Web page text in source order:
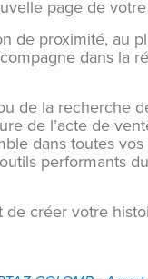
page de
de proximité, au
dans la
de la recherche
de l’acte de
dans toutes
performants
de créer votre